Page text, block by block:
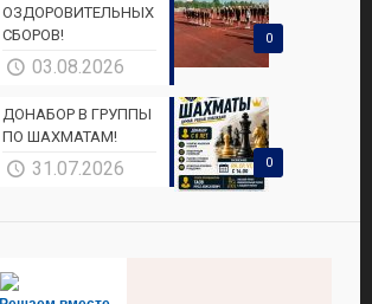
0
ОЗДОРОВИТЕЛЬНЫХ
СБОРОВ!
03.08.2026
0
ДОНАБОР В ГРУППЫ
ПО ШАХМАТАМ!
31.07.2026